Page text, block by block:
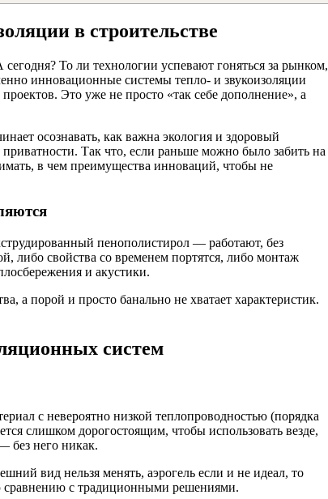
в строительстве
То ли технологии успевают гоняться за рынком,
инновационные системы тепло- и звукоизоляции
Это уже не просто «так себе дополнение», а
осознавать, как важна экология и здоровый
Так что, если раньше можно было забить на
в чем преимущества инноваций, чтобы не
пенополистирол — работают, без
либо свойства со временем портятся, либо монтаж
и акустики.
а порой и просто банально не хватает характеристик.
систем
с невероятно низкой теплопроводностью (порядка
слишком дорогостоящим, чтобы использовать везде,
без него никак.
вид нельзя менять, аэрогель если и не идеал, то
сравнению с традиционными решениями.